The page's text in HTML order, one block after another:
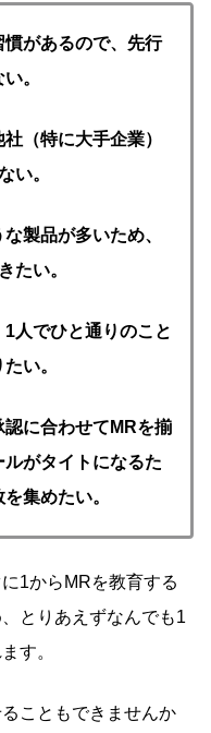
慣があるので、先行
。
（特に大手企業）
い。
製品が多いため、
たい。
1人でひと通りのこと
い。
認に合わせてMRを揃
がタイトになるた
集めたい。
1からMRを教育する
とりあえずなんでも1
す。
こともできませんか